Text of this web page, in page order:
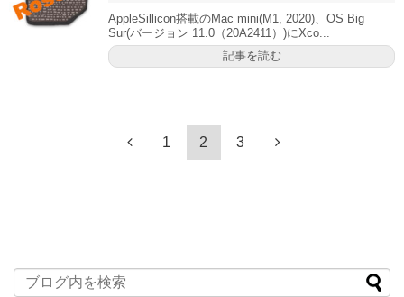
AppleSillicon搭載のMac mini(M1, 2020)、OS Big
Sur(バージョン 11.0（20A2411）)にXco...
記事を読む
1 2 3